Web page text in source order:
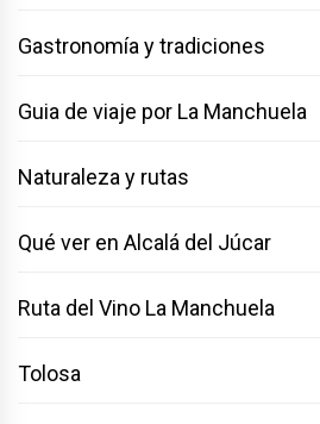
Gastronomía y tradiciones
Guia de viaje por La Manchuela
Naturaleza y rutas
Qué ver en Alcalá del Júcar
Ruta del Vino La Manchuela
Tolosa